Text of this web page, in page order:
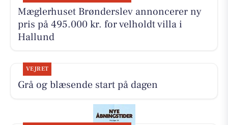
Mæglerhuset Brønderslev annoncerer ny
pris på 495.000 kr. for velholdt villa i
Hallund
VEJRET
Grå og blæsende start på dagen